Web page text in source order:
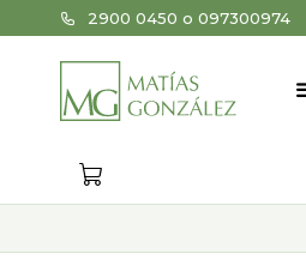
2900 0450 o 097300974